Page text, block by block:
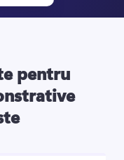
pentru